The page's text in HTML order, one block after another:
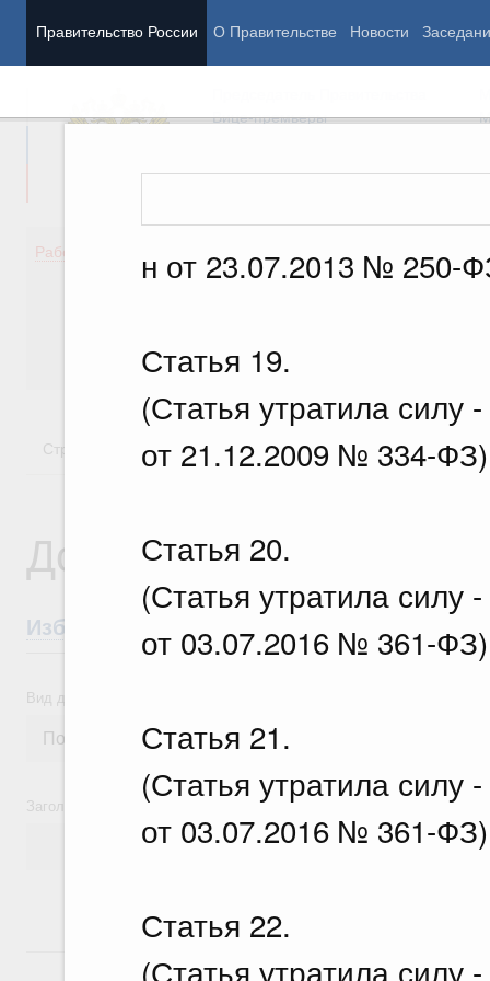
Правительство России О Правительстве Новости
н от 23.07.2013 № 250-
Статья 19.
(Статья утратила силу
от 21.12.2009 № 334-ФЗ)
Статья 20.
(Статья утратила силу
от 03.07.2016 № 361-ФЗ)
Статья 21.
(Статья утратила силу
от 03.07.2016 № 361-ФЗ)
Статья 22.
(Статья утратила силу
Вице-премьеры
Работа Правительства
Здоровье
Государство
Стратегии Государственные программы
Документы
Избранные документы со справками к
Вид документа
Заголовок или текст документа